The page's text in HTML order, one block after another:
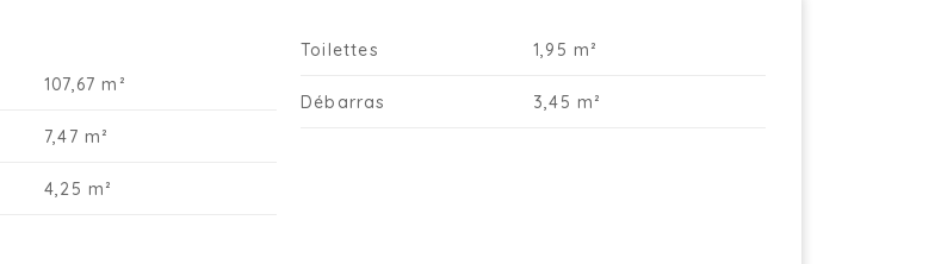
vous pouvez l’aménager librement selon vos
possible de regrouper plusieurs unités pour
107,67 m²
7,47 m²
4,25 m²
Toilettes 1,95 m²
Débarras 3,45 m²